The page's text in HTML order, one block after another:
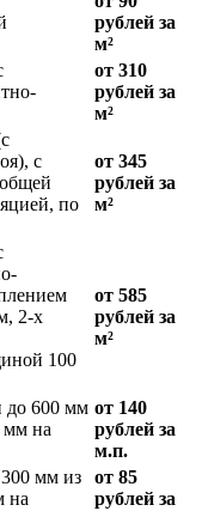
рублей за
м²
от 310
рублей за
м²
с
по
от 345
рублей за
м²
2-х
100
от 585
рублей за
м²
до 600 мм
мм на
от 140
рублей за
м.п.
мм из
на
от 85
рублей за